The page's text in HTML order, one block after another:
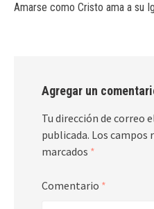
Amarse como Cristo ama a su
Agregar un
Tu dirección de correo
publicada. Los campos
marcados *
Comentario *